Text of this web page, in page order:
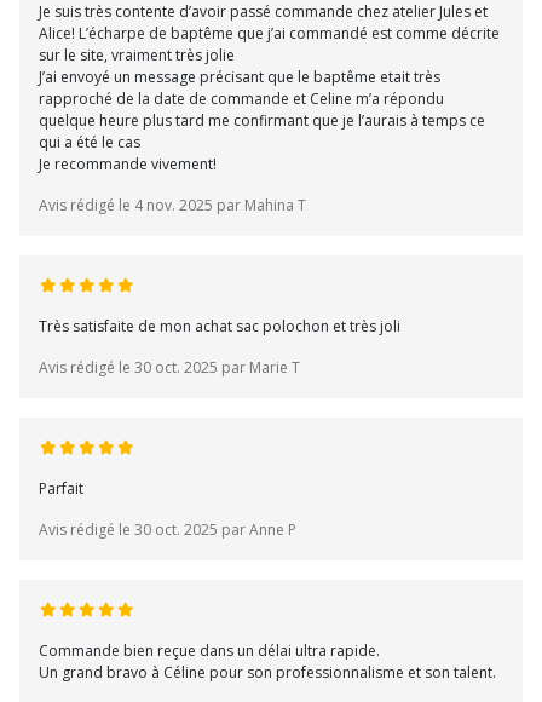
Je suis très contente d’avoir passé commande chez atelier Jules et
Alice! L’écharpe de baptême que j’ai commandé est comme décrite
sur le site, vraiment très jolie
J’ai envoyé un message précisant que le baptême etait très
rapproché de la date de commande et Celine m’a répondu
quelque heure plus tard me confirmant que je l’aurais à temps ce
qui a été le cas
Je recommande vivement!
Avis rédigé le 4 nov. 2025 par Mahina T
Très satisfaite de mon achat sac polochon et très joli
Avis rédigé le 30 oct. 2025 par Marie T
Parfait
Avis rédigé le 30 oct. 2025 par Anne P
Commande bien reçue dans un délai ultra rapide.
Un grand bravo à Céline pour son professionnalisme et son talent.